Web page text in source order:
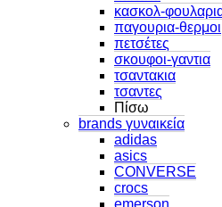
κασκολ-
παγουρια-θερμοι
πετσέτες
σκουφοι-γαντια
τσαντακια
τσαντες
Πίσω
brands γυναικεία
adidas
asics
CONVERSE
crocs
emerson